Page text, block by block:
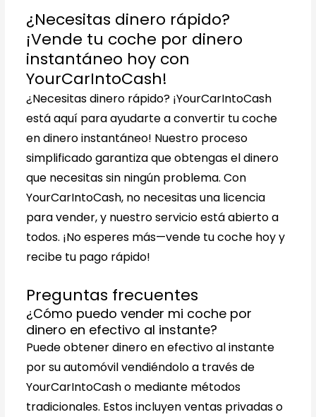
¿Necesitas dinero rápido?
¡Vende tu coche por dinero
instantáneo hoy con
YourCarIntoCash!
¿Necesitas dinero rápido? ¡YourCarIntoCash
está aquí para ayudarte a convertir tu coche
en dinero instantáneo! Nuestro proceso
simplificado garantiza que obtengas el dinero
que necesitas sin ningún problema. Con
YourCarIntoCash, no necesitas una licencia
para vender, y nuestro servicio está abierto a
todos. ¡No esperes más—vende tu coche hoy y
recibe tu pago rápido!
Preguntas frecuentes
¿Cómo puedo vender mi coche por
dinero en efectivo al instante?
Puede obtener dinero en efectivo al instante
por su automóvil vendiéndolo a través de
YourCarIntoCash o mediante métodos
tradicionales. Estos incluyen ventas privadas o